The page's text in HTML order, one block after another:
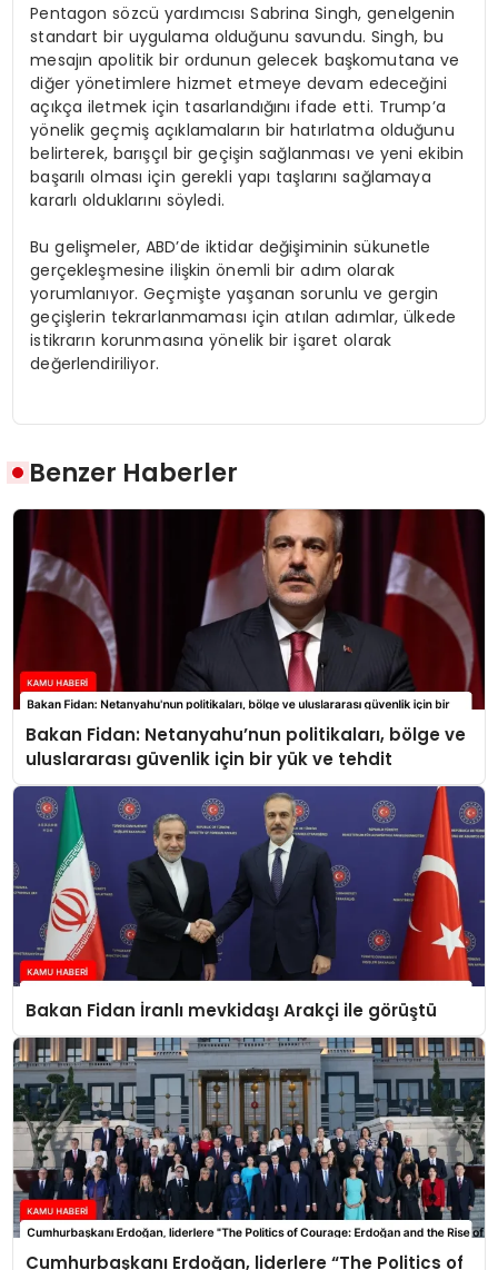
Pentagon sözcü yardımcısı Sabrina Singh, genelgenin
standart bir uygulama olduğunu savundu. Singh, bu
mesajın apolitik bir ordunun gelecek başkomutana ve
diğer yönetimlere hizmet etmeye devam edeceğini
açıkça iletmek için tasarlandığını ifade etti. Trump’a
yönelik geçmiş açıklamaların bir hatırlatma olduğunu
belirterek, barışçıl bir geçişin sağlanması ve yeni ekibin
başarılı olması için gerekli yapı taşlarını sağlamaya
kararlı olduklarını söyledi.
Bu gelişmeler, ABD’de iktidar değişiminin sükunetle
gerçekleşmesine ilişkin önemli bir adım olarak
yorumlanıyor. Geçmişte yaşanan sorunlu ve gergin
geçişlerin tekrarlanmaması için atılan adımlar, ülkede
istikrarın korunmasına yönelik bir işaret olarak
değerlendiriliyor.
Benzer Haberler
Bakan Fidan: Netanyahu’nun politikaları, bölge ve
uluslararası güvenlik için bir yük ve tehdit
Bakan Fidan İranlı mevkidaşı Arakçi ile görüştü
Cumhurbaşkanı Erdoğan, liderlere “The Politics of